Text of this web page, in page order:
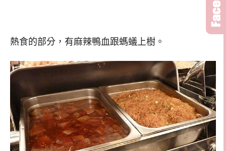
熱食的部分，有麻辣鴨血跟螞蟻上樹。